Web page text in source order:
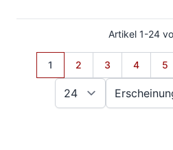
Artikel 1-24
Sie lesen gerade Seite
1 Seite
2 Seite
3 Seite
4 5